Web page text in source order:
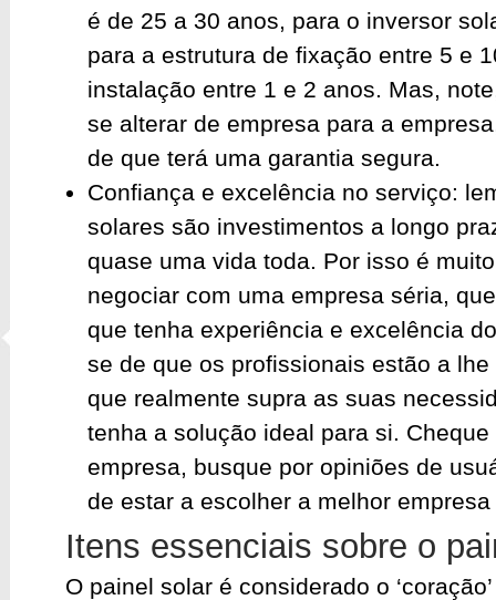
é de 25 a 30 anos, para o inversor
para a estrutura de fixação entre 5 e
instalação entre 1 e 2 anos. Mas,
se alterar de empresa para a
de que terá uma garantia segura.
Confiança e excelência no serviço:
solares são investimentos a longo
quase uma vida toda. Por isso é
negociar com uma empresa séria,
que tenha experiência e excelência
se de que os profissionais estão a
que realmente supra as suas
tenha a solução ideal para si.
empresa, busque por opiniões de
de estar a escolher a melhor
Itens essenciais sobre o
O painel solar é considerado o